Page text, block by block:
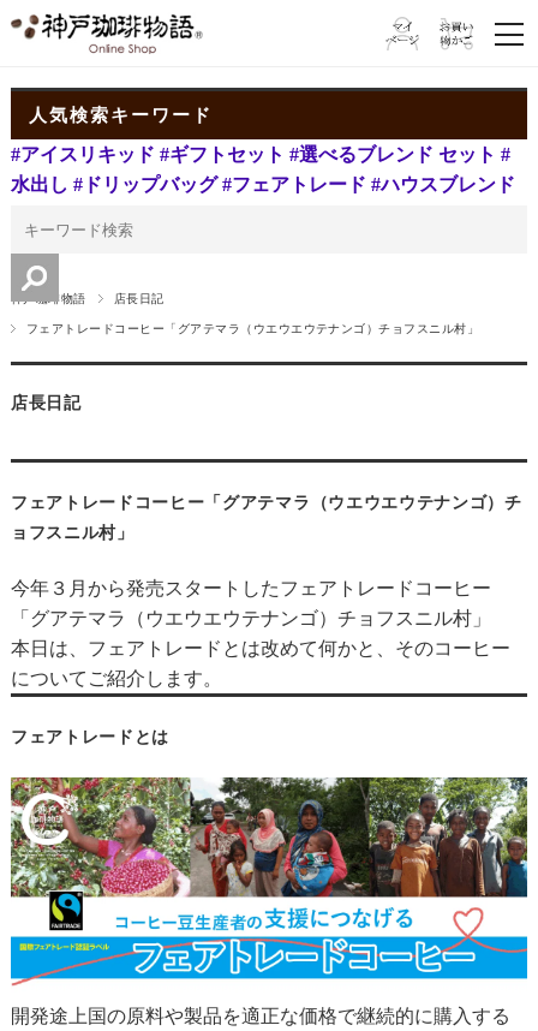
人気検索キーワード
#アイスリキッド #ギフトセット #選べるブレンド セット #
水出し #ドリップバッグ #フェアトレード #ハウスブレンド
神戸珈琲物語 店長日記
フェアトレードコーヒー「グアテマラ（ウエウエウテナンゴ）チョフスニル村」
店長日記
フェアトレードコーヒー「グアテマラ（ウエウエウテナンゴ）チ
ョフスニル村」
今年３月から発売スタートしたフェアトレードコーヒー
「グアテマラ（ウエウエウテナンゴ）チョフスニル村」
本日は、フェアトレードとは改めて何かと、そのコーヒー
についてご紹介します。
フェアトレードとは
開発途上国の原料や製品を適正な価格で継続的に購入する